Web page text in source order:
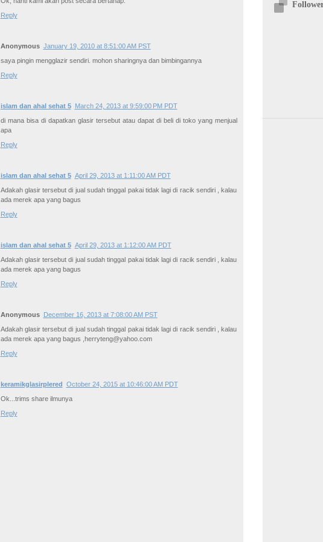
Reply
Anonymous January 19, 2010 at 8:51:00 AM PST
saya pingin mengglazir sendiri. mohon sharingnya dan bimbingannya
Reply
islam dan ahal sehat 5
March 24, 2013 at 9:59:00 PM PDT
di mana bisa di dapatkan glasir tersebut atau dapat di beli di toko yang menjual
apa
Reply
islam dan ahal sehat 5 April 29, 2013 at 1:11:00 AM PDT
Adakah glasir tersebut di jual sudah tinggal pakai tidak lagi di racik sendiri , kalau
ada merek apa yang bagus
Reply
islam dan ahal sehat 5 April 29, 2013 at 1:12:00 AM PDT
Adakah glasir tersebut di jual sudah tinggal pakai tidak lagi di racik sendiri , kalau
ada merek apa yang bagus
Reply
Anonymous
December 16, 2013 at 7:08:00 AM PST
Adakah glasir tersebut di jual sudah tinggal pakai tidak lagi di racik sendiri , kalau
ada merek apa yang bagus ,herryteng@yahoo.com
Reply
keramikglasirplered October 24, 2015 at 10:46:00 AM PDT
Ok...trims share ilmunya
Reply